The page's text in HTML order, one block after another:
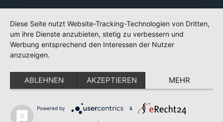
Polska
Português
Nederlands
Svenska
Diese Seite nutzt Website-Tracking-Technologien von Dritten,
um ihre Dienste anzubieten, stetig zu verbessern und
Werbung entsprechend den Interessen der Nutzer
anzuzeigen.
ABLEHNEN AKZEPTIEREN MEHR
Powered by &